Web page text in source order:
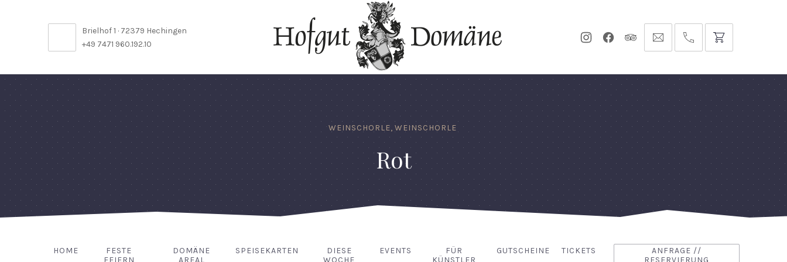
Brielhof 1 · 72379 Hechingen
+49 7471 960.192.10
NeuesNeuesNeues info@hofgut-0049747196019210
WEINSCHORLE, WEINSCHORLE
Rot
HOME
FESTE
FEIERN
DOMÄNE
AREAL
SPEISEKARTEN
DIESE
WOCHE
EVENTS
FÜR
KÜNSTLER
GUTSCHEINE TICKETS
ANFRAGE //
RESERVIERUNG